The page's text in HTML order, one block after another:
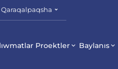
Qaraqalpaqsha
Proektler Baylanıs